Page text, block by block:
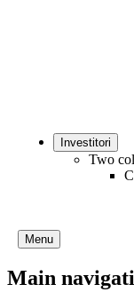
Investitori
Two
Menu
Main